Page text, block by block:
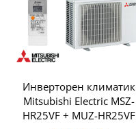
Инверторен климатик
Mitsubishi Electric MSZ-
HR25VF + MUZ-HR25VF